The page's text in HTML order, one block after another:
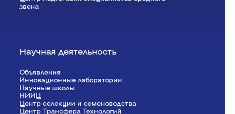
звена
Научная деятельность
Объявления
Инновационные лаборатории
Научные школы
НИИЦ
Центр селекции и семеноводства
Центр Трансфера Технологий